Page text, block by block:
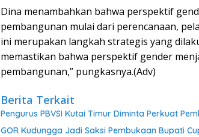
Dina menambahkan bahwa perspektif
pembangunan mulai dari perencanaan,
ini merupakan langkah strategis yang
memastikan bahwa perspektif gender
pembangunan,” pungkasnya.(Adv)
Berita Terkait
Pengurus PBVSI Kutai Timur Diminta Perkuat
GOR Kudungga Jadi Saksi Pembukaan Bupati